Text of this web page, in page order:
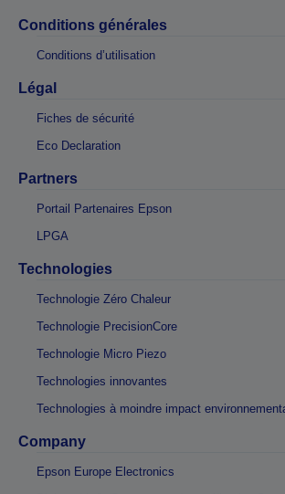
Conditions générales
Conditions d’utilisation
Légal
Fiches de sécurité
Eco Declaration
Partners
Portail Partenaires Epson
LPGA
Technologies
Technologie Zéro Chaleur
Technologie PrecisionCore
Technologie Micro Piezo
Technologies innovantes
Technologies à moindre impact
Company
Epson Europe Electronics